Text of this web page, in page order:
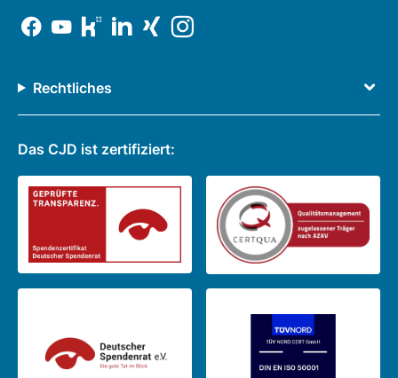
Rechtliches
Das CJD ist zertifiziert: